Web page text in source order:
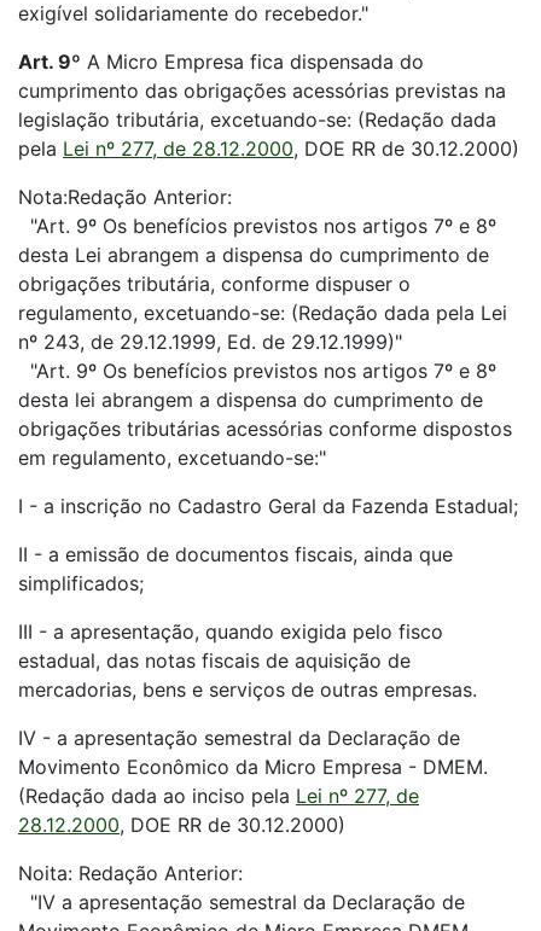
exigível solidariamente do recebedor."
Art. 9º A Micro Empresa fica dispensada do
cumprimento das obrigações acessórias previstas na
legislação tributária, excetuando-se: (Redação dada
pela Lei nº 277, de 28.12.2000, DOE RR de 30.12.2000)
Nota:Redação Anterior:
"Art. 9º Os benefícios previstos nos artigos 7º e 8º
desta Lei abrangem a dispensa do cumprimento de
obrigações tributária, conforme dispuser o
regulamento, excetuando-se: (Redação dada pela Lei
nº 243, de 29.12.1999, Ed. de 29.12.1999)"
"Art. 9º Os benefícios previstos nos artigos 7º e 8º
desta lei abrangem a dispensa do cumprimento de
obrigações tributárias acessórias conforme dispostos
em regulamento, excetuando-se:"
I - a inscrição no Cadastro Geral da Fazenda Estadual;
II - a emissão de documentos fiscais, ainda que
simplificados;
III - a apresentação, quando exigida pelo fisco
estadual, das notas fiscais de aquisição de
mercadorias, bens e serviços de outras empresas.
IV - a apresentação semestral da Declaração de
Movimento Econômico da Micro Empresa - DMEM.
(Redação dada ao inciso pela Lei nº 277, de
28.12.2000, DOE RR de 30.12.2000)
Noita: Redação Anterior:
"IV a apresentação semestral da Declaração de